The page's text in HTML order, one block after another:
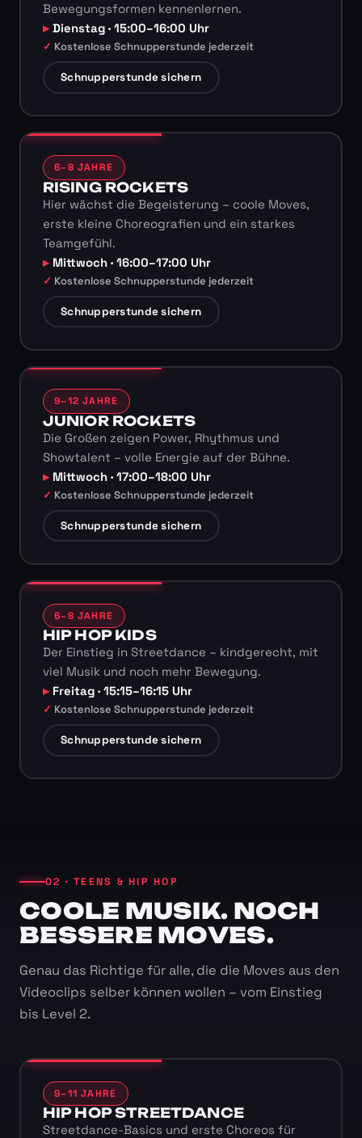
Bewegungsformen kennenlernen.
Dienstag · 15:00–16:00 Uhr
Kostenlose Schnupperstunde jederzeit
Schnupperstunde sichern
6–8 JAHRE
RISING ROCKETS
Hier wächst die Begeisterung – coole Moves,
erste kleine Choreografien und ein starkes
Teamgefühl.
Mittwoch · 16:00–17:00 Uhr
Kostenlose Schnupperstunde jederzeit
Schnupperstunde sichern
9–12 JAHRE
JUNIOR ROCKETS
Die Großen zeigen Power, Rhythmus und
Showtalent – volle Energie auf der Bühne.
Mittwoch · 17:00–18:00 Uhr
Kostenlose Schnupperstunde jederzeit
Schnupperstunde sichern
6–8 JAHRE
HIP HOP KIDS
Der Einstieg in Streetdance – kindgerecht, mit
viel Musik und noch mehr Bewegung.
Freitag · 15:15–16:15 Uhr
Kostenlose Schnupperstunde jederzeit
Schnupperstunde sichern
02 · TEENS & HIP HOP
COOLE MUSIK. NOCH
BESSERE MOVES.
Genau das Richtige für alle, die die Moves aus den
Videoclips selber können wollen – vom Einstieg
bis Level 2.
9–11 JAHRE
HIP HOP STREETDANCE
Streetdance-Basics und erste Choreos für